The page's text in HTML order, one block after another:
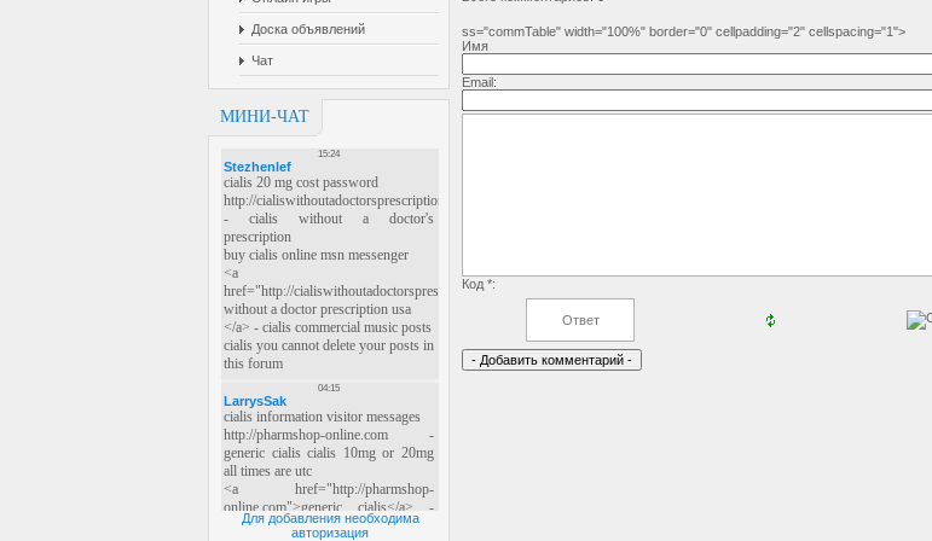
Доска объявлений
Чат
МИНИ-ЧАТ
Для добавления необходима
авторизация
ss="commTable" width="100%" border="0" cellpadding="2" cellspacing="1">
Имя
Email:
Код *: